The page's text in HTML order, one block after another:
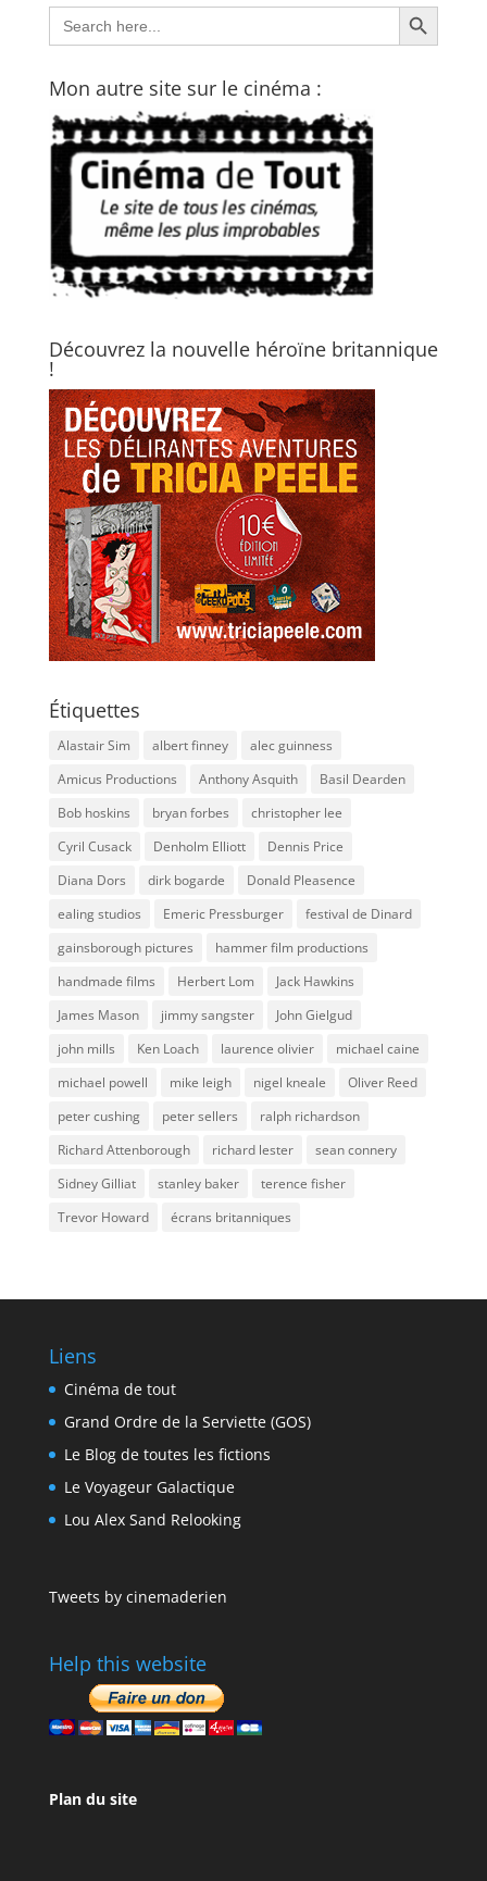
Search
for:
Search Button
Mon autre site sur le cinéma :
Découvrez la nouvelle héroïne britannique
!
Étiquettes
Alastair Sim albert finney
alec guinness
Amicus Productions
Anthony Asquith
Basil Dearden
Bob hoskins
bryan forbes
christopher lee
Cyril Cusack
Denholm Elliott
Dennis Price
Diana Dors
dirk bogarde
Donald Pleasence
ealing studios
Emeric Pressburger
festival de Dinard
gainsborough pictures
hammer film productions
handmade films
Herbert Lom
Jack Hawkins
James Mason
jimmy sangster
John Gielgud
john mills
Ken Loach laurence olivier
michael caine
michael powell
mike leigh nigel kneale
Oliver Reed
peter cushing
peter sellers
ralph richardson
Richard Attenborough
richard lester
sean connery
Sidney Gilliat
stanley baker
terence fisher
Trevor Howard
écrans britanniques
Liens
Cinéma de tout
Grand Ordre de la Serviette (GOS)
Le Blog de toutes les fictions
Le Voyageur Galactique
Lou Alex Sand Relooking
Tweets by cinemaderien
Help this website
Plan du site